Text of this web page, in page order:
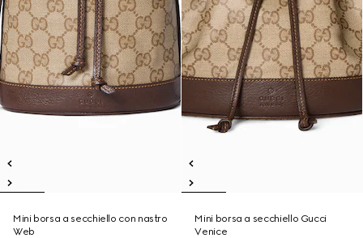
Mini borsa a secchiello con nastro
Web
Mini borsa a secchiello Gucci
Venice